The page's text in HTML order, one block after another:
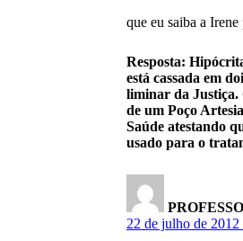
que eu saiba a
Resposta:
está cassada em
liminar da Justiça.
de um Poço
Saúde atestando
usado para o
22 de julho de 2012